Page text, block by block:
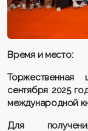
Время и место:
сентября 2025
международной
Для